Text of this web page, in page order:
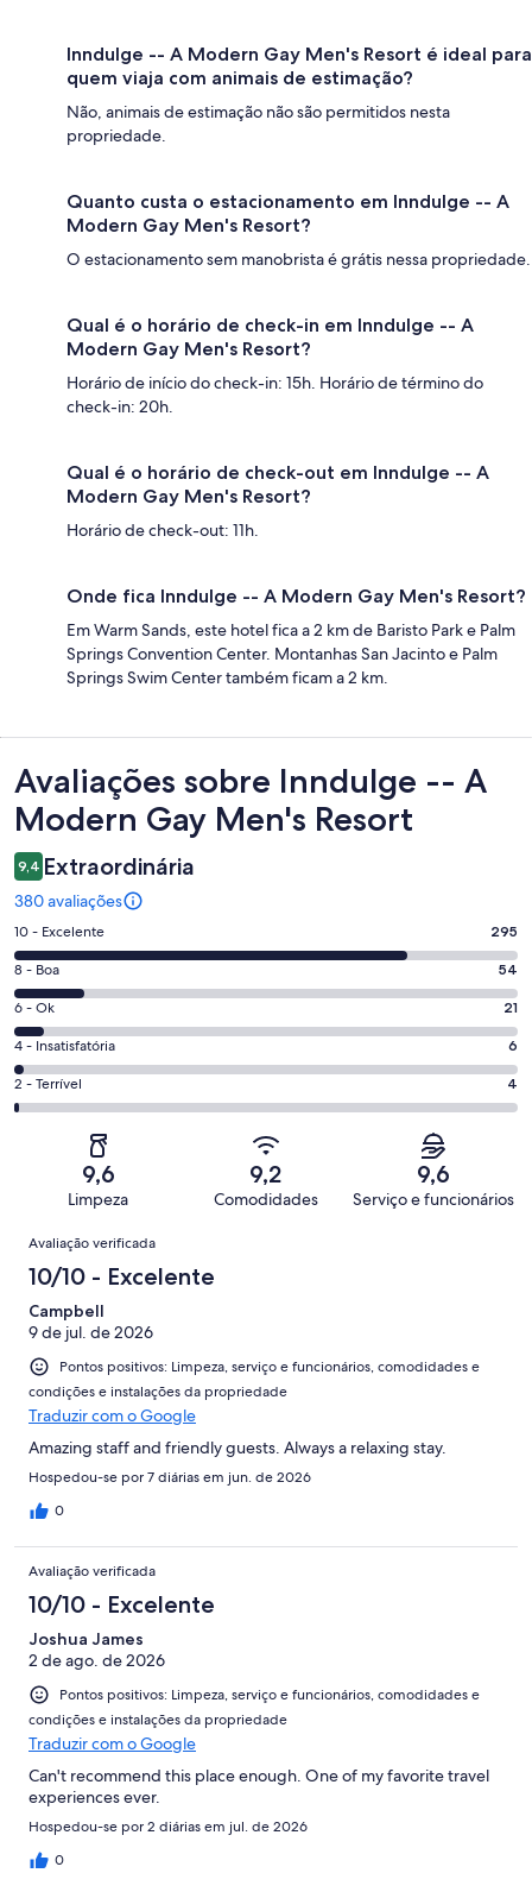
Inndulge -- A Modern Gay Men's Resort é ideal para
quem viaja com animais de estimação?
Não, animais de estimação não são permitidos nesta
propriedade.
Quanto custa o estacionamento em Inndulge -- A
Modern Gay Men's Resort?
O estacionamento sem manobrista é grátis nessa propriedade.
Qual é o horário de check-in em Inndulge -- A
Modern Gay Men's Resort?
Horário de início do check-in: 15h. Horário de término do
check-in: 20h.
Qual é o horário de check-out em Inndulge -- A
Modern Gay Men's Resort?
Horário de check-out: 11h.
Onde fica Inndulge -- A Modern Gay Men's Resort?
Em Warm Sands, este hotel fica a 2 km de Baristo Park e Palm
Springs Convention Center. Montanhas San Jacinto e Palm
Springs Swim Center também ficam a 2 km.
Avaliações
Avaliações sobre Inndulge -- A
Modern Gay Men's Resort
9,4 Extraordinária
380 avaliações
Nota
10
-
Excelente.
295
de
380
avaliações
10 - Excelente 295
Nota
8
-
Boa.
54
de
380
avaliações
8 - Boa 54
Nota
6
-
Ok.
21
avaliações
6 - Ok 21
Nota
4
-
4 - Insatisfatória 6
Nota
2
380
avaliações
2 - Terrível 4
9,6
Limpeza
9,2
Comodidades
9,6
Serviço e funcionários
Avaliações
Avaliação verificada
10/10 - Excelente
Campbell
9 de jul. de 2026
Pontos positivos: Limpeza, serviço e funcionários, comodidades e
condições e instalações da propriedade
Traduzir com o Google
Amazing staff and friendly guests. Always a relaxing stay.
Hospedou-se por 7 diárias em jun. de 2026
0
Avaliação verificada
10/10 - Excelente
Joshua James
2 de ago. de 2026
Pontos positivos: Limpeza, serviço e funcionários, comodidades e
condições e instalações da propriedade
Traduzir com o Google
Can't recommend this place enough. One of my favorite travel
experiences ever.
Hospedou-se por 2 diárias em jul. de 2026
0